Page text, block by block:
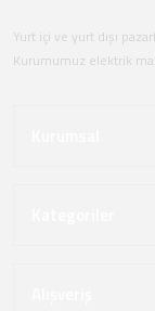
Yurt içi ve yurt dışı
Kurumumuz elektrik